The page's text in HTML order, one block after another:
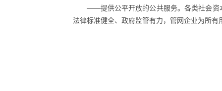
——提供公平开放的公共服务。各类社会资
法律标准健全、政府监管有力，管网企业为所